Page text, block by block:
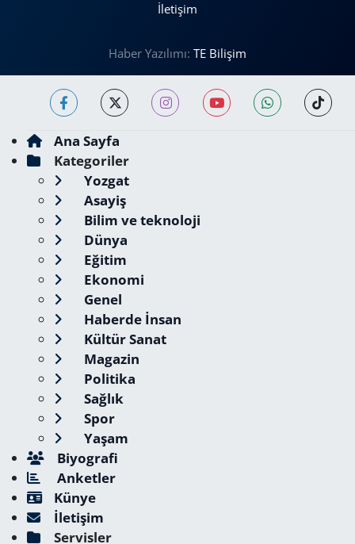
İletişim
Haber Yazılımı: TE Bilişim
Ana Sayfa
Kategoriler
Yozgat
Asayiş
Bilim ve teknoloji
Dünya
Eğitim
Ekonomi
Genel
Haberde İnsan
Kültür Sanat
Magazin
Politika
Sağlık
Spor
Yaşam
Biyografi
Anketler
Künye
İletişim
Servisler